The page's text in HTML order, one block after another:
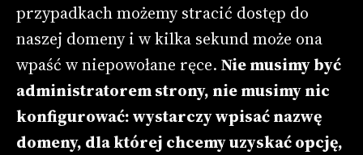
przypadkach możemy stracić dostęp do
naszej domeny i w kilka sekund może ona
wpaść w niepowołane ręce. Nie musimy być
administratorem strony, nie musimy nic
konfigurować: wystarczy wpisać nazwę
domeny, dla której chcemy uzyskać opcję,